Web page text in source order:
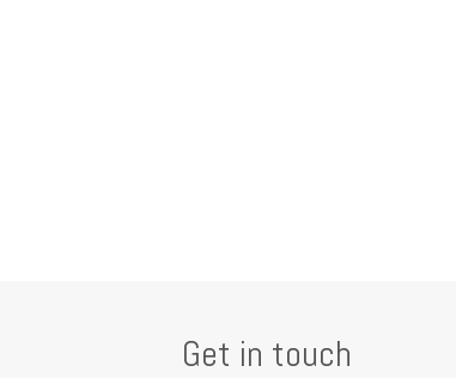
Get in touch